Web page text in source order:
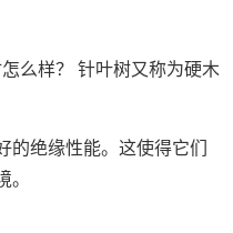
的绝缘性能。这使得它们
。